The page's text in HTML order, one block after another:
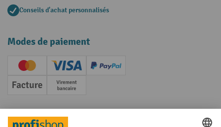
Conseils d'achat personnalisés
Modes de paiement
Creditcard (Master)Creditcard (Visa)
PayPal
Facture Paiement anticipé
Réseaux sociaux